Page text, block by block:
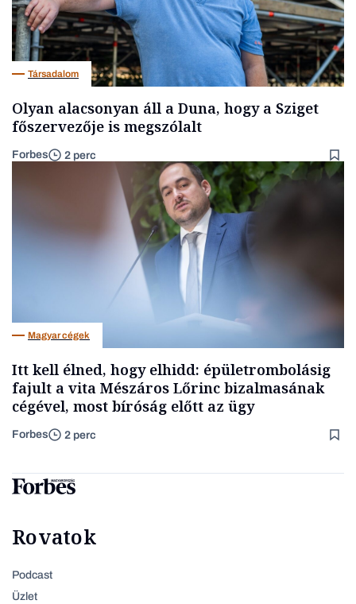
Társadalom
Olyan alacsonyan áll a Duna, hogy a Sziget
főszervezője is megszólalt
Forbes 2 perc
Magyar cégek
Itt kell élned, hogy elhidd: épületrombolásig
fajult a vita Mészáros Lőrinc bizalmasának
cégével, most bíróság előtt az ügy
Forbes 2 perc
Rovatok
Podcast
Üzlet